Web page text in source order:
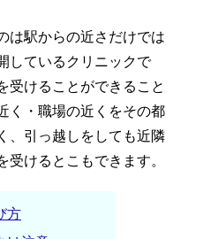
は駅からの近さだけでは
しているクリニックで
受けることができること
く・職場の近くをその都
、引っ越しをしても近隣
受けるとこもできます。
方